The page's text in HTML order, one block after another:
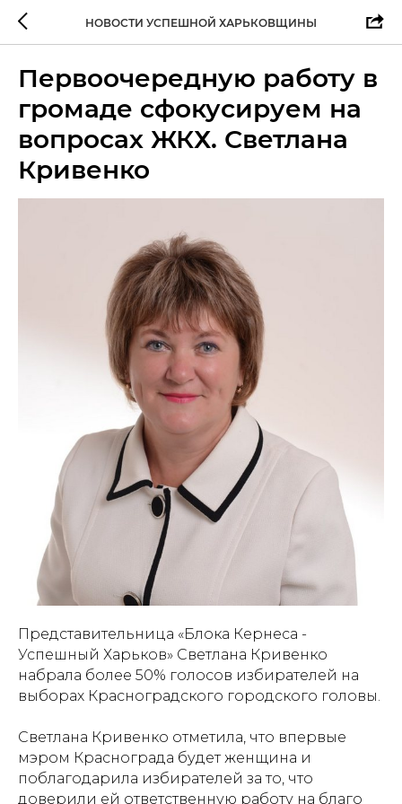
НОВОСТИ УСПЕШНОЙ ХАРЬКОВЩИНЫ
Первоочередную работу в
громаде сфокусируем на
вопросах ЖКХ. Светлана
Кривенко
Представительница «Блока Кернеса -
Успешный Харьков» Светлана Кривенко
набрала более 50% голосов избирателей на
выборах Красноградского городского головы.
Светлана Кривенко отметила, что впервые
мэром Краснограда будет женщина и
поблагодарила избирателей за то, что
доверили ей ответственную работу на благо